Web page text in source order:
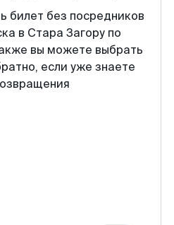
билет без посредников
в Стара Загору по
вы можете выбрать
если уже знаете